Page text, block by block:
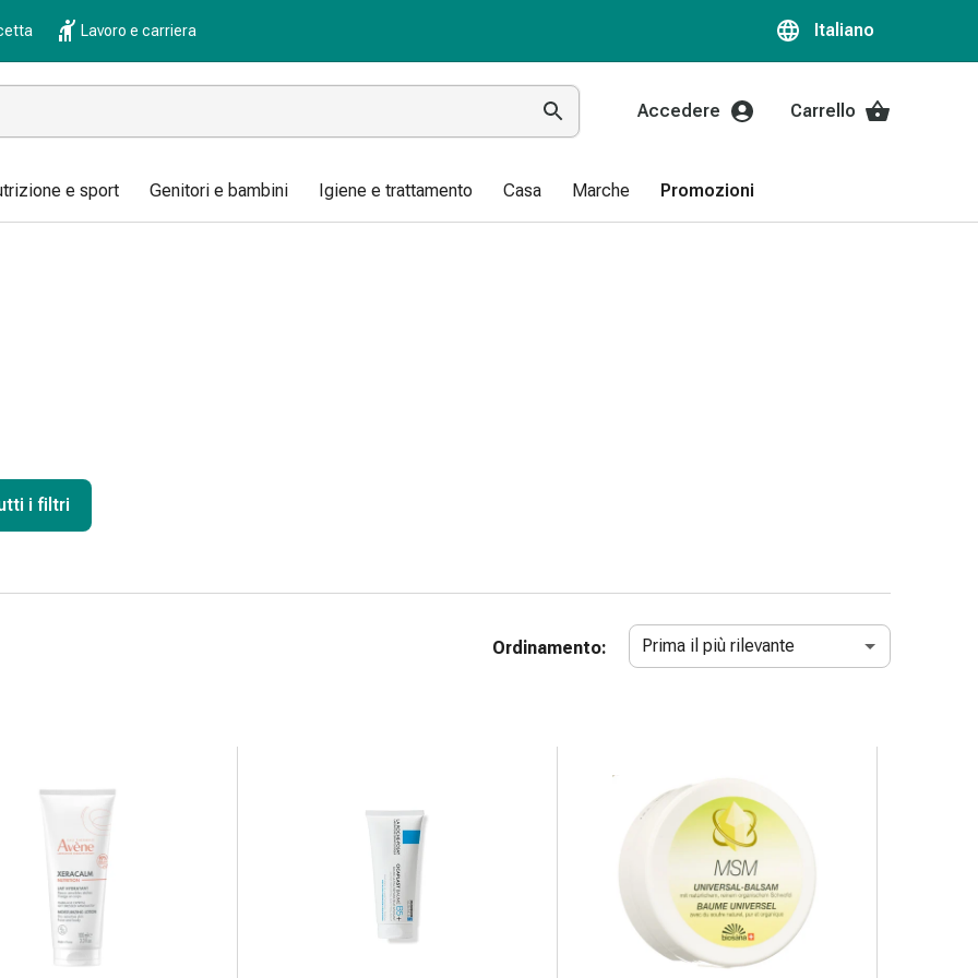
Lavoro e carriera Italiano
Accedere Carrello
e sport Genitori e bambini Igiene e trattamento Casa Marche Promozioni
i filtri
Ordinamento: Prima il più rilevante